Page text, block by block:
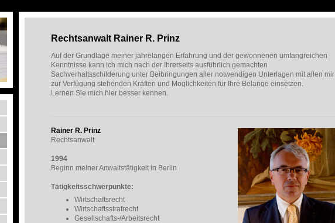
Rechtsanwalt Rainer R. Prinz
Auf der Grundlage meiner jahrelangen Erfahrung und der gewonnenen umfangreichen
Kenntnisse kann ich mich nach der Ihrerseits ausführlich gemachten
Sachverhaltsschilderung unter Beibringungen aller notwendigen Unterlagen mit allen mir
zur Verfügung stehenden Kräften und Möglichkeiten für Ihre Belange einsetzen.
Lernen Sie mich hier besser kennen.
Rainer R. Prinz
Rechtsanwalt
1994
Beginn meiner Anwaltstätigkeit in Berlin
Tätigkeitsschwerpunkte:
Wirtschaftsrecht
Wirtschaftsstrafrecht
Gesellschafts-/Arbeitsrecht